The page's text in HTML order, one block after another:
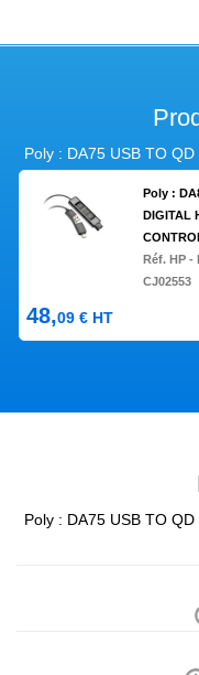
Poly : DA75 USB TO
Poly :
DIGITAL
Réf. HP
CJ02553
48,09 € HT
Poly : DA75 USB TO